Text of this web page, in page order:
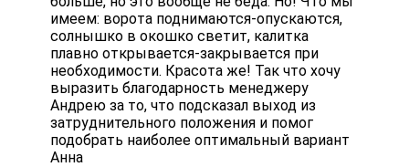
имеем: ворота поднимаются-опускаются,
солнышко в окошко светит, калитка
плавно открывается-закрывается при
необходимости. Красота же! Так что хочу
выразить благодарность менеджеру
Андрею за то, что подсказал выход из
затруднительного положения и помог
подобрать наиболее оптимальный вариант
Анна